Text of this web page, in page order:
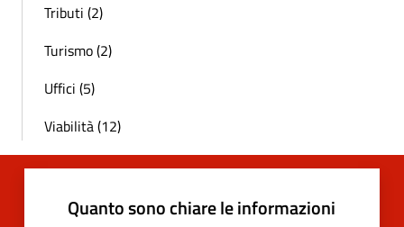
Tributi (2)
Turismo (2)
Uffici (5)
Viabilità (12)
Quanto sono chiare le informazioni